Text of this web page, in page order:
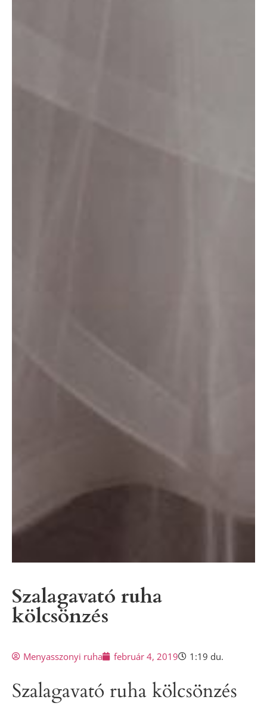
Szalagavató ruha
kölcsönzés
Menyasszonyi ruha február 4, 2019 1:19 du.
Szalagavató ruha kölcsönzés